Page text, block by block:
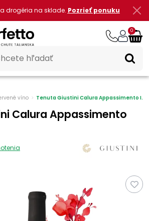
drogéria na sklade. Pozrieť ponuku
0
víno Tenuta Giustini Calura Appassimento
Calura Appassimento